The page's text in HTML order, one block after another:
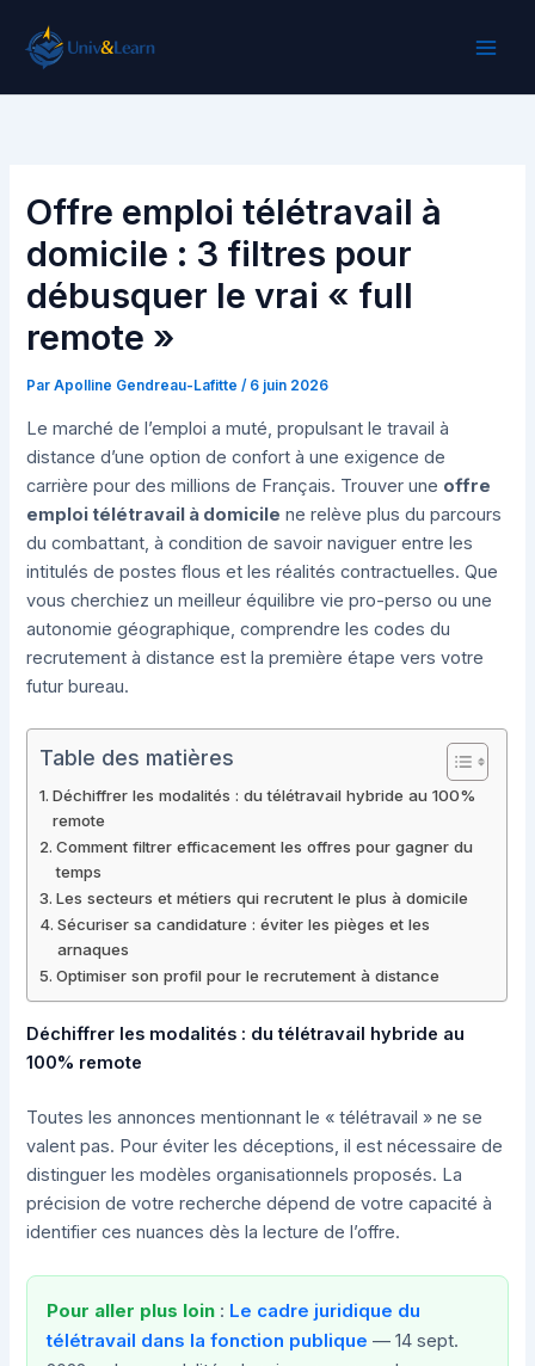
contenu
Offre emploi télétravail à
domicile : 3 filtres pour
débusquer le vrai « full
remote »
ParApolline Gendreau-Lafitte/ 6 juin 2026
Le marché de l’emploi a muté, propulsant le travail à
distance d’une option de confort à une exigence de
carrière pour des millions de Français. Trouver une offre
emploi télétravail à domicile ne relève plus du parcours
du combattant, à condition de savoir naviguer entre les
intitulés de postes flous et les réalités contractuelles. Que
vous cherchiez un meilleur équilibre vie pro-perso ou une
autonomie géographique, comprendre les codes du
recrutement à distance est la première étape vers votre
futur bureau.
Table des matières
Déchiffrer les modalités : du télétravail hybride au 100%
remote
Comment filtrer efficacement les offres pour gagner du
temps
Les secteurs et métiers qui recrutent le plus à domicile
Sécuriser sa candidature : éviter les pièges et les
arnaques
Optimiser son profil pour le recrutement à distance
Déchiffrer les modalités : du télétravail hybride au
100% remote
Toutes les annonces mentionnant le « télétravail » ne se
valent pas. Pour éviter les déceptions, il est nécessaire de
distinguer les modèles organisationnels proposés. La
précision de votre recherche dépend de votre capacité à
identifier ces nuances dès la lecture de l’offre.
Pour aller plus loin : Le cadre juridique du
télétravail dans la fonction publique — 14 sept.